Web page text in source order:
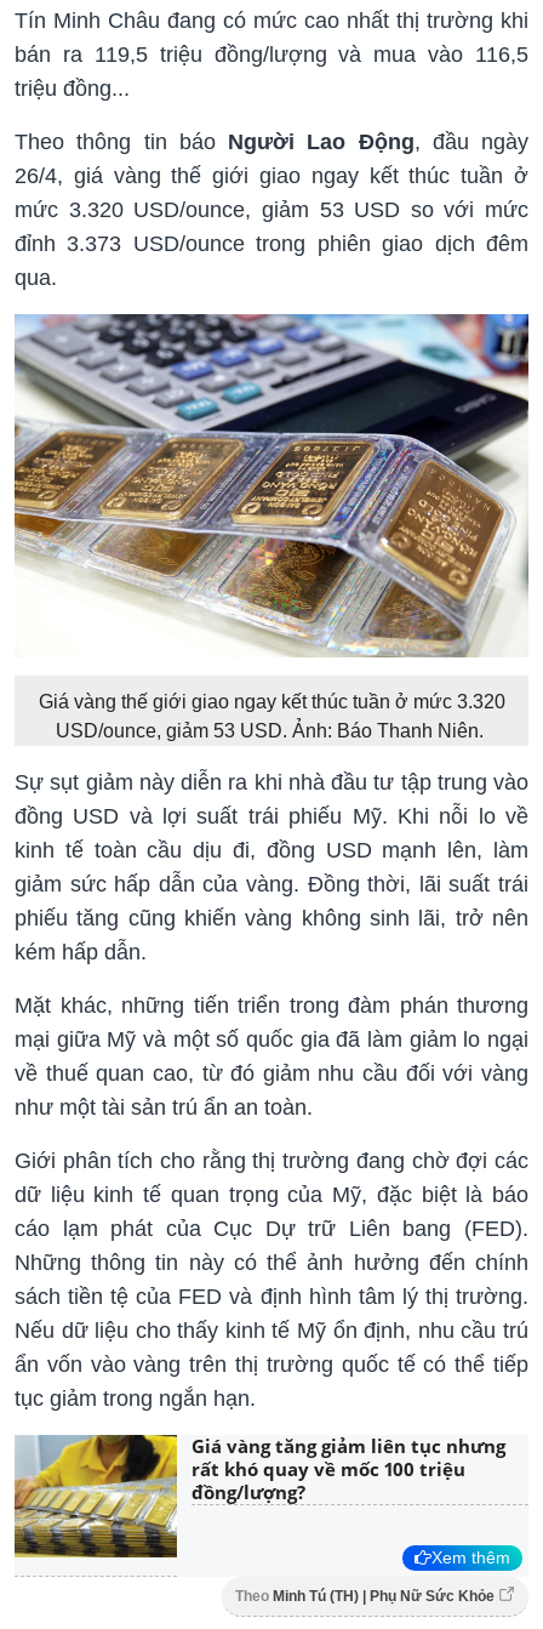
Tín Minh Châu đang có mức cao nhất thị trường khi
bán ra 119,5 triệu đồng/lượng và mua vào 116,5
triệu đồng...
Theo thông tin báoNgười Lao Động, đầu ngày
26/4, giá vàng thế giới giao ngay kết thúc tuần ở
mức 3.320 USD/ounce, giảm 53 USD so với mức
đỉnh 3.373 USD/ounce trong phiên giao dịch đêm
qua.
Giá vàng thế giới giao ngay kết thúc tuần ở mức 3.320
USD/ounce, giảm 53 USD. Ảnh: Báo Thanh Niên.
Sự sụt giảm này diễn ra khi nhà đầu tư tập trung vào
đồng USD và lợi suất trái phiếu Mỹ. Khi nỗi lo về
kinh tế toàn cầu dịu đi, đồng USD mạnh lên, làm
giảm sức hấp dẫn của vàng. Đồng thời, lãi suất trái
phiếu tăng cũng khiến vàng không sinh lãi, trở nên
kém hấp dẫn.
Mặt khác, những tiến triển trong đàm phán thương
mại giữa Mỹ và một số quốc gia đã làm giảm lo ngại
về thuế quan cao, từ đó giảm nhu cầu đối với vàng
như một tài sản trú ẩn an toàn.
Giới phân tích cho rằng thị trường đang chờ đợi các
dữ liệu kinh tế quan trọng của Mỹ, đặc biệt là báo
cáo lạm phát của Cục Dự trữ Liên bang (FED).
Những thông tin này có thể ảnh hưởng đến chính
sách tiền tệ của FED và định hình tâm lý thị trường.
Nếu dữ liệu cho thấy kinh tế Mỹ ổn định, nhu cầu trú
ẩn vốn vào vàng trên thị trường quốc tế có thể tiếp
tục giảm trong ngắn hạn.
Giá vàng tăng giảm liên tục nhưng
rất khó quay về mốc 100 triệu
đồng/lượng?
Xem thêm
Theo Minh Tú (TH) | Phụ Nữ Sức Khỏe